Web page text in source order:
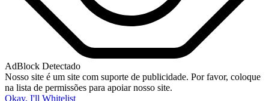
AdBlock Detectado
Nosso site é um site com suporte de publicidade. Por favor, coloque
na lista de permissões para apoiar nosso site.
Okay, I'll Whitelist